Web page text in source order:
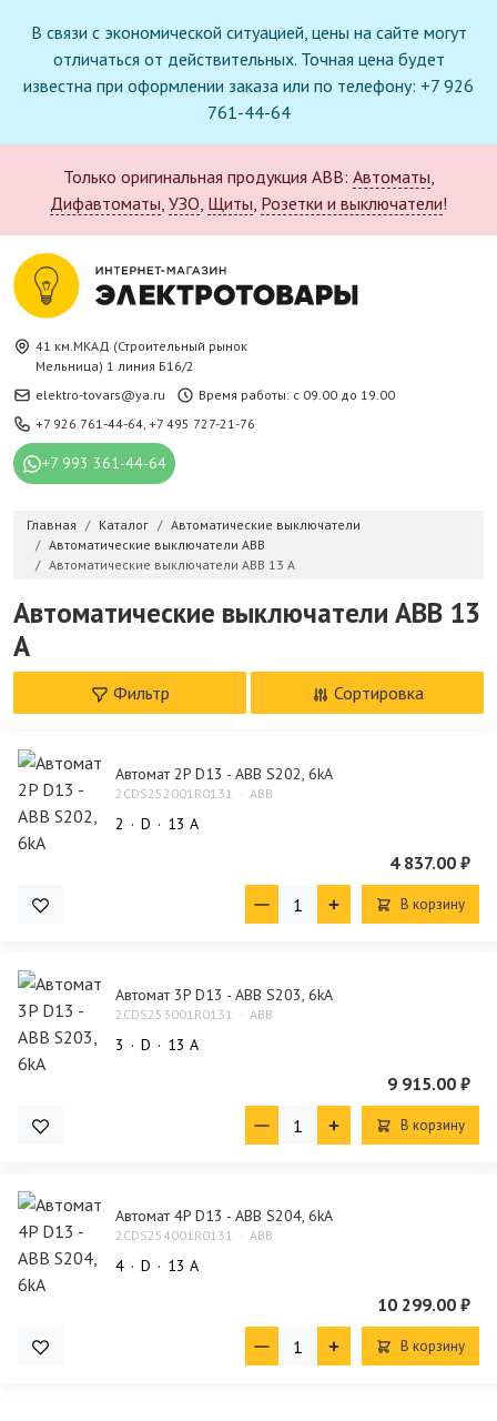
В связи с экономической ситуацией, цены на сайте могут
отличаться от действительных. Точная цена будет
известна при оформлении заказа или по телефону: +7 926
761-44-64
Только оригинальная продукция ABB: Автоматы,
Дифавтоматы, УЗО, Щиты, Розетки и выключатели!
41 км.МКАД (Строительный рынок
Мельница) 1 линия Б16/2
elektro-tovars@ya.ru
Время работы: с 09.00 до 19.00
+7 926 761-44-64, +7 495 727-21-76
+7 993 361-44-64
Главная Каталог
Автоматические выключатели
Автоматические выключатели ABB
Автоматические выключатели ABB 13 A
Автоматические выключатели ABB 13
A
Фильтр Сортировка
Автомат 2P D13 - ABB S202, 6kA
2CDS252001R0131 ABB
2 D 13 А
4 837.00 ₽
В корзину
Автомат 3P D13 - ABB S203, 6kA
2CDS253001R0131 ABB
3 D 13 А
9 915.00 ₽
В корзину
Автомат 4P D13 - ABB S204, 6kA
2CDS254001R0131 ABB
4 D 13 А
10 299.00 ₽
В корзину